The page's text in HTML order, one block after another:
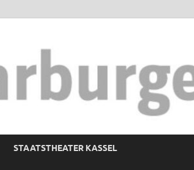
STAATSTHEATER KASSEL